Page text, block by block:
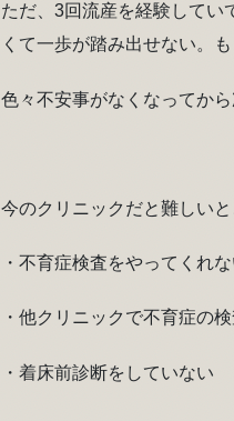
ただ、3回流産を経験して
くて一歩が踏み出せない。
色々不安事がなくなってから
今のクリニックだと難しい
・不育症検査をやってくれ
・他クリニックで不育症の
・着床前診断をしていない